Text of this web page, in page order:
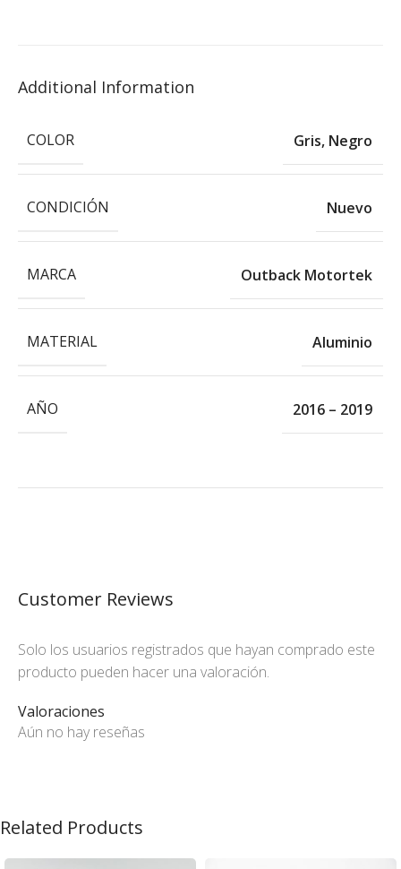
Additional Information
COLOR Gris, Negro
CONDICIÓN Nuevo
MARCA Outback Motortek
MATERIAL Aluminio
AÑO 2016 – 2019
Customer Reviews
Valoraciones
Aún no hay reseñas
Solo los usuarios registrados que hayan comprado este
producto pueden hacer una valoración.
Related Products